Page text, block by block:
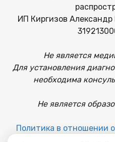
ИП Киргизов
Не является
Для установления
необходима
Не является
Политика в отношении